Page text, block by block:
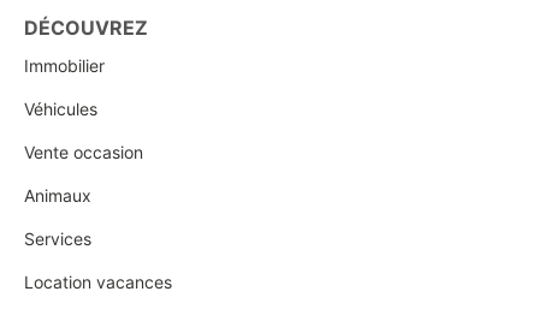
DÉCOUVREZ
Immobilier
Véhicules
Vente occasion
Animaux
Services
Location vacances